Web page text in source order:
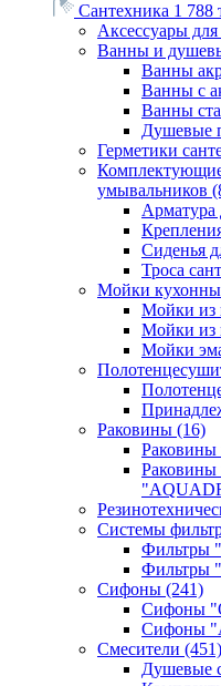
Сантехника 1 788
Аксессуары
Ванны и
Ванны
Ванны с
Ванны
Душевые
Герметики
умывальников
Арматура
Сиденья
Троса
Мойки
Мойки из
Мойки из
Мойки
Раковины (16)
Системы
Фильтры
Фильтры
Сифоны (241)
Сифоны
Сифоны
Смесители (451)
Душевые